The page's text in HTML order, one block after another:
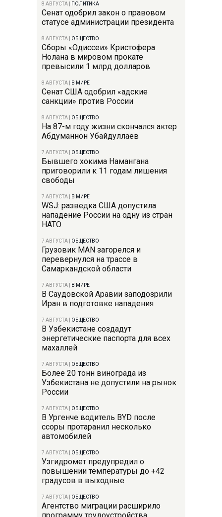
8 АВГУСТА ПОЛИТИКА
Сенат одобрил закон о правовом
статусе администрации президента
8 АВГУСТА ОБЩЕСТВО
Сборы «Одиссеи» Кристофера
Нолана в мировом прокате
превысили 1 млрд долларов
8 АВГУСТА В МИРЕ
Сенат США одобрил «адские
санкции» против России
8 АВГУСТА ОБЩЕСТВО
На 87-м году жизни скончался актер
Абдуманнон Убайдуллаев
7 АВГУСТА ОБЩЕСТВО
Бывшего хокима Намангана
приговорили к 11 годам лишения
свободы
7 АВГУСТА В МИРЕ
WSJ: разведка США допустила
нападение России на одну из стран
НАТО
7 АВГУСТА ОБЩЕСТВО
Грузовик MAN загорелся и
перевернулся на трассе в
Самаркандской области
7 АВГУСТА В МИРЕ
В Саудовской Аравии заподозрили
Иран в подготовке нападения
7 АВГУСТА ОБЩЕСТВО
В Узбекистане создадут
энергетические паспорта для всех
махаллей
7 АВГУСТА ОБЩЕСТВО
Более 20 тонн винограда из
Узбекистана не допустили на рынок
России
7 АВГУСТА ОБЩЕСТВО
В Ургенче водитель BYD после
ссоры протаранил несколько
автомобилей
7 АВГУСТА ОБЩЕСТВО
Узгидромет предупредил о
повышении температуры до +42
градусов в выходные
7 АВГУСТА ОБЩЕСТВО
Агентство миграции расширило